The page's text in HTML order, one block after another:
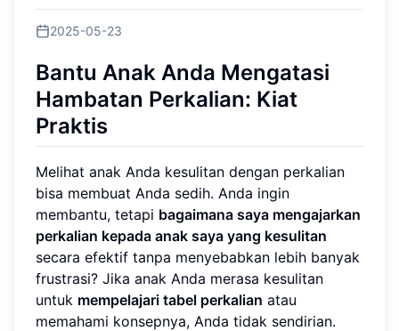
2025-05-23
Bantu Anak Anda Mengatasi
Hambatan Perkalian: Kiat
Praktis
Melihat anak Anda kesulitan dengan perkalian
bisa membuat Anda sedih. Anda ingin
membantu, tetapi bagaimana saya mengajarkan
perkalian kepada anak saya yang kesulitan
secara efektif tanpa menyebabkan lebih banyak
frustrasi? Jika anak Anda merasa kesulitan
untuk mempelajari tabel perkalian atau
memahami konsepnya, Anda tidak sendirian.